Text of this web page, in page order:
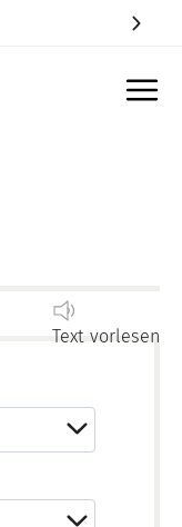
Text vorlesen